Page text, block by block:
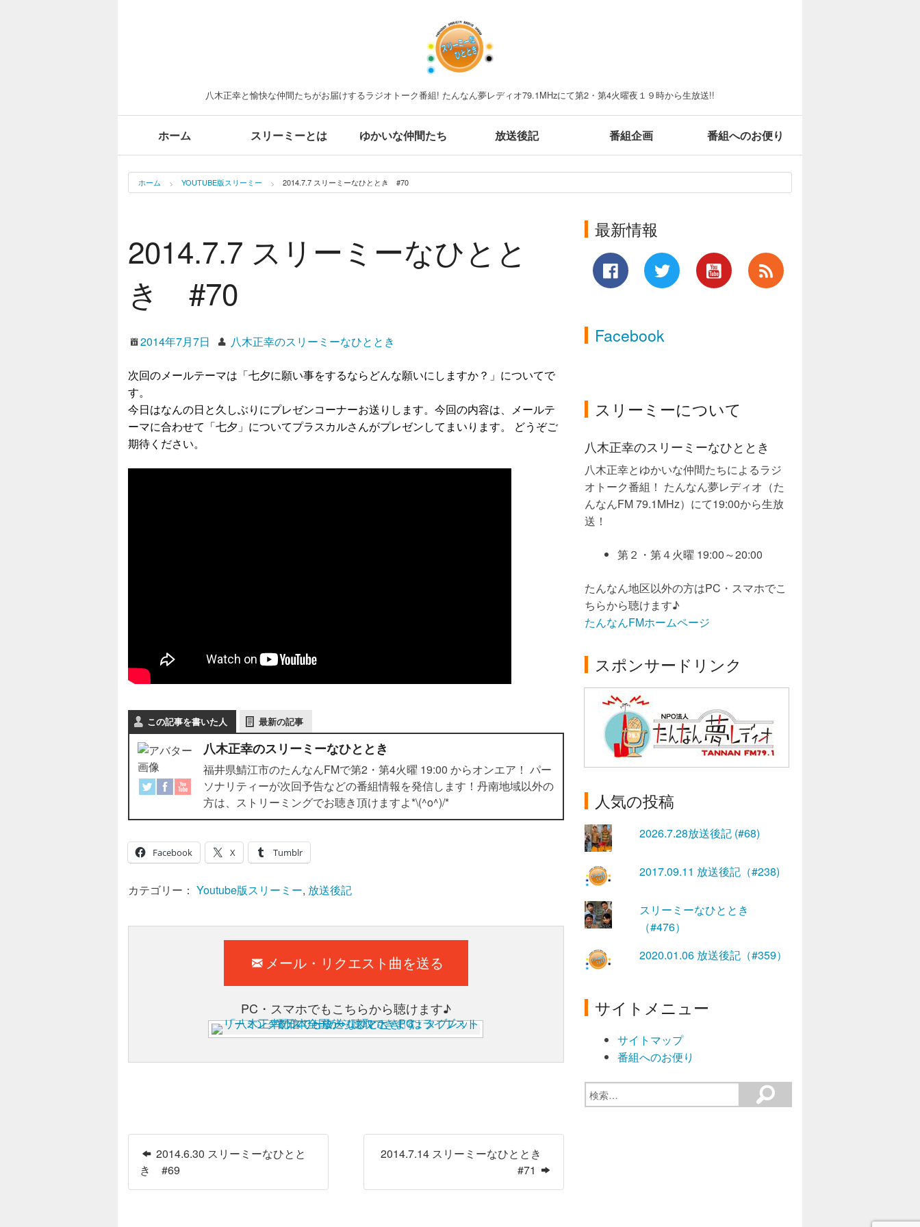
八木正幸と愉快な仲間たちがお届けするラジオトーク番組! たんなん夢レディオ79.1MHzにて第2・第4火曜夜１９時から生放送!!
ホーム スリーミーとは ゆかいな仲間たち 放送後記 番組企画 番組へのお便り
ホーム YOUTUBE版スリーミー 2014.7.7 スリーミーなひととき #70
2014.7.7 スリーミーなひとと
き #70
2014年7月7日 八木正幸のスリーミーなひととき
次回のメールテーマは「七夕に願い事をするならどんな願いにしますか？」についてで
す。
今日はなんの日と久しぶりにプレゼンコーナーお送りします。今回の内容は、メールテ
ーマに合わせて「七夕」についてプラスカルさんがプレゼンしてまいります。 どうぞご
期待ください。
この記事を書いた人 最新の記事
八木正幸のスリーミーなひととき
福井県鯖江市のたんなんFMで第2・第4火曜 19:00 からオンエア！ パー
ソナリティーが次回予告などの番組情報を発信します！丹南地域以外の
方は、ストリーミングでお聴き頂けますよ*\(^o^)/*
Facebook X Tumblr
カテゴリー： Youtube版スリーミー, 放送後記
メール・リクエスト曲を送る
PC・スマホでもこちらから聴けます♪
2014.6.30 スリーミーなひとと
き #69
2014.7.14 スリーミーなひととき
#71
最新情報
Facebook
スリーミーについて
八木正幸のスリーミーなひととき
八木正幸とゆかいな仲間たちによるラジ
オトーク番組！ たんなん夢レディオ（た
んなんFM 79.1MHz）にて19:00から生放
送！
第２・第４火曜 19:00～20:00
たんなん地区以外の方はPC・スマホでこ
ちらから聴けます♪
たんなんFMホームページ
スポンサードリンク
人気の投稿
2026.7.28放送後記 (#68)
2017.09.11 放送後記（#238)
スリーミーなひととき
（#476）
2020.01.06 放送後記（#359）
サイトメニュー
サイトマップ
番組へのお便り